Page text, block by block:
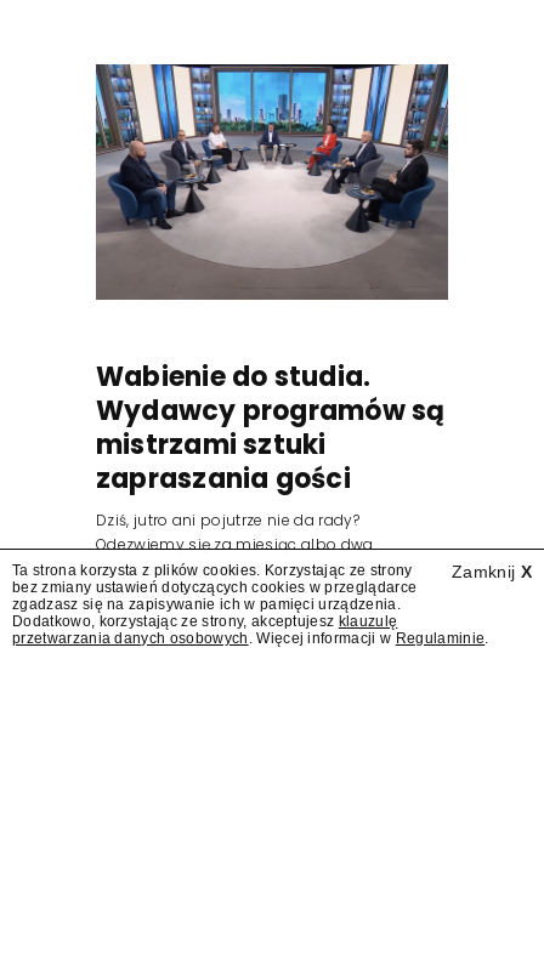
Wabienie do studia.
Wydawcy programów są
mistrzami sztuki
zapraszania gości
Dziś, jutro ani pojutrze nie da rady?
Odezwiemy się za miesiąc albo dwa.
Wydawcy programów są mistrzami sztuki
zapraszania gości.
Zamknij X
Ta strona korzysta z plików cookies. Korzystając ze strony
bez zmiany ustawień dotyczących cookies w przeglądarce
zgadzasz się na zapisywanie ich w pamięci urządzenia.
Dodatkowo, korzystając ze strony, akceptujesz klauzulę
przetwarzania danych osobowych . Więcej informacji w Regulaminie.